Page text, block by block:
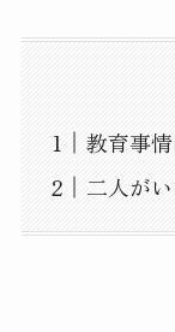
教育事
二人が